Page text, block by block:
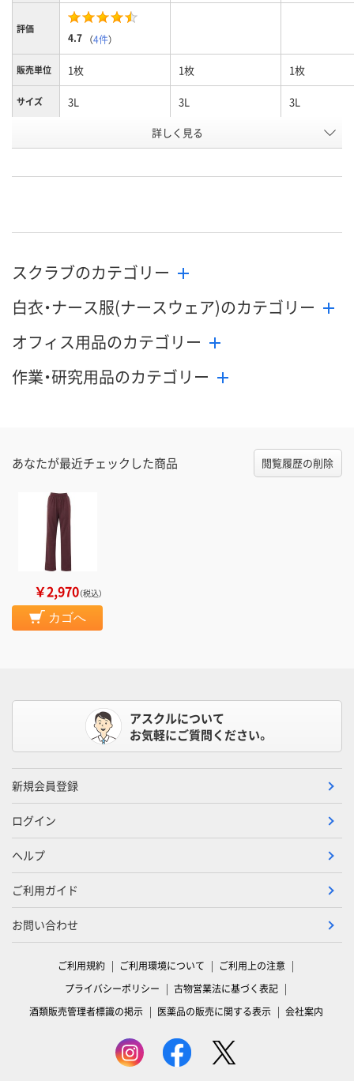
評価
4.7 （4件）
販売単位 1枚 1枚 1枚
サイズ 3L 3L 3L
ネイビー バイオレット
号
お届け日 8月24日（月）
販売停止中です
販売停止中です
カ
詳しく見る
スクラブのカテゴリー
白衣・ナース服(ナースウェア)のカテゴリー
オフィス用品のカテゴリー
作業・研究用品のカテゴリー
あなたが最近チェックした商品 閲覧履歴の削除
￥2,970（税込）
カゴへ
アスクルについて
お気軽にご質問ください。
新規会員登録
ログイン
ヘルプ
ご利用ガイド
お問い合わせ
ご利用規約 ご利用環境について
ご利用上の注意
プライバシーポリシー
古物営業法に基づく表記
酒類販売管理者標識の掲示
医薬品の販売に関する表示 会社案内